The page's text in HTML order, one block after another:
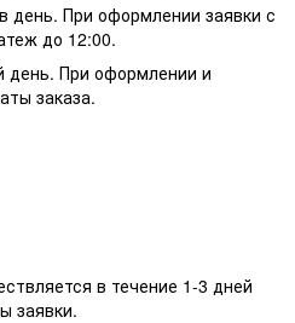
день. При оформлении заявки с
до 12:00.
При оформлении и
заказа.
в течение 1-3 дней
заявки.